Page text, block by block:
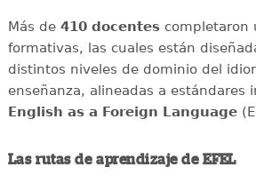
Más de 410 docentescompletaron
formativas, las cuales están
distintos niveles de dominio del
enseñanza, alineadas a estándares
English as a Foreign Language
Las rutas de aprendizaje de EFEL